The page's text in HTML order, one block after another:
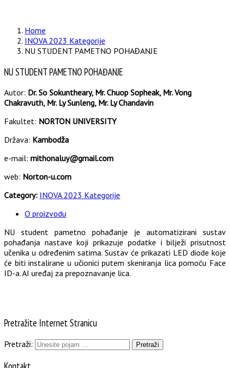
Home
INOVA 2023 Kategorije
NU STUDENT PAMETNO POHAĐANJE
NU STUDENT PAMETNO POHAĐANJE
Autor: Dr. So Sokuntheary, Mr. Chuop Sopheak, Mr. Vong
Chakravuth, Mr. Ly Sunleng, Mr. Ly Chandavin
Fakultet: NORTON UNIVERSITY
Država: Kambodža
e-mail: mithonaluy@gmail.com
web: Norton-u.com
Category: INOVA 2023 Kategorije
O proizvodu
NU student pametno pohađanje je automatizirani sustav
pohađanja nastave koji prikazuje podatke i bilježi prisutnost
učenika u određenim satima. Sustav će prikazati LED diode koje
će biti instalirane u učionici putem skeniranja lica pomoću Face
ID-a. AI uređaj za prepoznavanje lica.
Pretražite Internet Stranicu
Pretraži: